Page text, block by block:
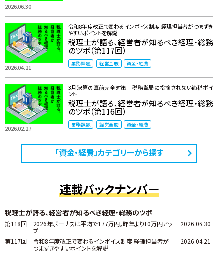
2026.06.30
2026.04.21
令和8年度改正で変わるインボイス制度 ――経理担当者がつまずき
やすいポイントを解説
税理士が語る、経営者が知るべき経理・総務
のツボ（第117回）
業務課題 経営全般 資金・経費
2026.02.27
3月決算の直前完全対策 税務当局に指摘されない節税ポイ
ント
税理士が語る、経営者が知るべき経理・総務
のツボ（第116回）
業務課題 経営全般 資金・経費
「資金・経費」カテゴリーから探す
連載バックナンバー
税理士が語る、経営者が知るべき経理・総務のツボ
第118回
2026年ボーナスは平均で177万円。昨年より10万円アッ
プ
2026.06.30
第117回
令和8年度改正で変わるインボイス制度 ――経理担当者が
つまずきやすいポイントを解説
2026.04.21